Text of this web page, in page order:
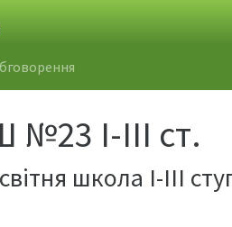
№23 I-III ст.
школа I-III